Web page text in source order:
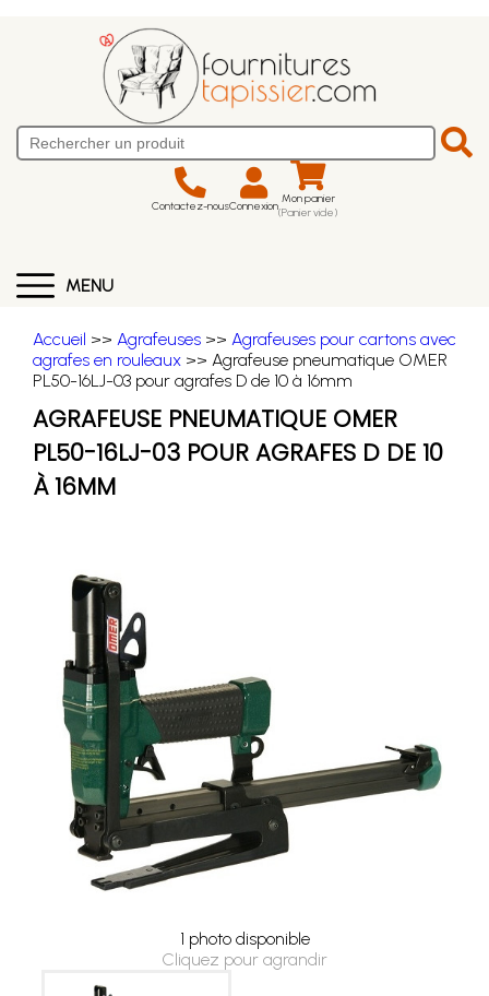
Contactez-nousConnexion Mon panier
(Panier vide)
MENU
Accueil >> Agrafeuses >> Agrafeuses pour cartons avec
agrafes en rouleaux >> Agrafeuse pneumatique OMER
PL50-16LJ-03 pour agrafes D de 10 à 16mm
AGRAFEUSE PNEUMATIQUE OMER
PL50-16LJ-03 POUR AGRAFES D DE 10
À 16MM
1 photo disponible
Cliquez pour agrandir